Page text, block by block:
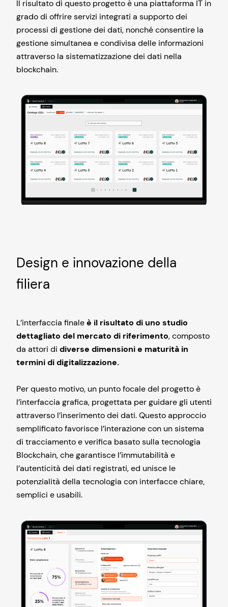
Il risultato di questo progetto è una piattaforma IT in
grado di offrire servizi integrati a supporto dei
processi di gestione dei dati, nonché consentire la
gestione simultanea e condivisa delle informazioni
attraverso la sistematizzazione dei dati nella
blockchain.
Design e innovazione della
filiera
L’interfaccia finaleè il risultato di uno studio
dettagliato del mercato di riferimento, composto
da attori di diverse dimensioni e maturità in
termini di digitalizzazione.
Per questo motivo, un punto focale del progetto è
l’interfaccia grafica, progettata per guidare gli utenti
attraverso l’inserimento dei dati. Questo approccio
semplificato favorisce l’interazione con un sistema
di tracciamento e verifica basato sulla tecnologia
Blockchain, che garantisce l’immutabilità e
l’autenticità dei dati registrati, ed unisce le
potenzialità della tecnologia con interfacce chiare,
semplici e usabili.